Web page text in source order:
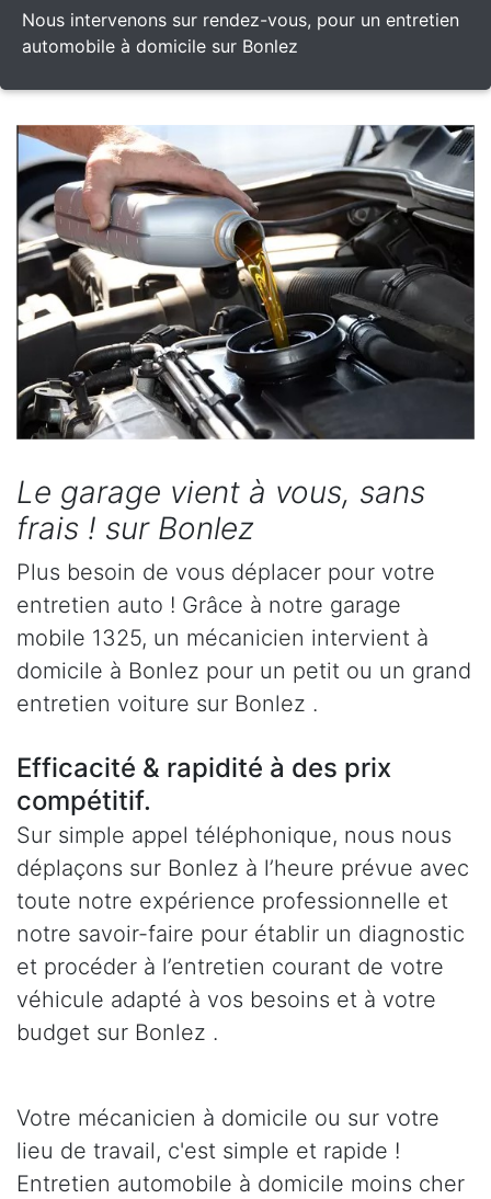
Nous intervenons sur rendez-vous, pour un entretien
automobile à domicile sur Bonlez
Le garage vient à vous, sans
frais ! sur Bonlez
Plus besoin de vous déplacer pour votre
entretien auto ! Grâce à notre garage
mobile 1325, un mécanicien intervient à
domicile à Bonlez pour un petit ou un grand
entretien voiture sur Bonlez .
Efficacité & rapidité à des prix
compétitif.
Sur simple appel téléphonique, nous nous
déplaçons sur Bonlez à l’heure prévue avec
toute notre expérience professionnelle et
notre savoir-faire pour établir un diagnostic
et procéder à l’entretien courant de votre
véhicule adapté à vos besoins et à votre
budget sur Bonlez .
Votre mécanicien à domicile ou sur votre
lieu de travail, c'est simple et rapide !
Entretien automobile à domicile moins cher